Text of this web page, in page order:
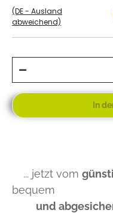
(DE - Ausland
abweichend)
In
... jetzt vom
bequem
und